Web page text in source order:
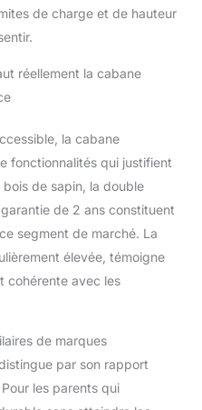
de charge et de hauteur
réellement la cabane
la cabane
fonctionnalités qui justifient
de sapin, la double
de 2 ans constituent
segment de marché. La
élevée, témoigne
cohérente avec les
de marques
par son rapport
les parents qui